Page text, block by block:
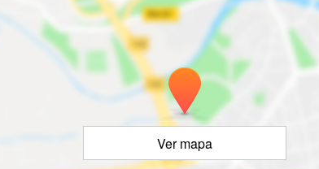
Ver mapa